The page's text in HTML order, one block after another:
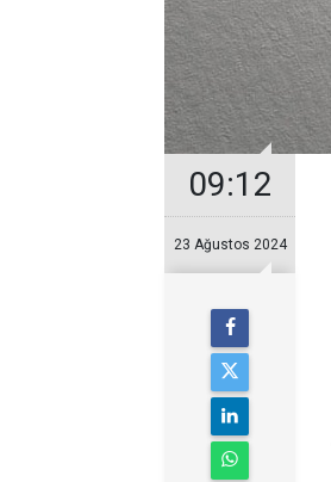
09:12
23 Ağustos 2024